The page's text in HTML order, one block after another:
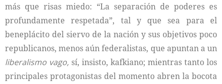
más que risas miedo: “La separación de poderes es
profundamente respetada”, tal y que sea para el
beneplácito del siervo de la nación y sus objetivos poco
republicanos, menos aún federalistas, que apuntan a un
liberalismo vago, sí, insisto, kafkiano; mientras tanto los
principales protagonistas del momento abren la bocota